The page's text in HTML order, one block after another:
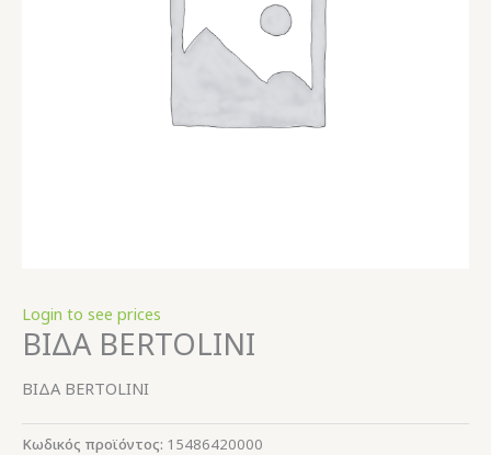
Login to see prices
ΒΙΔΑ BERTOLINI
ΒΙΔΑ BERTOLINI
Κωδικός προϊόντος: 15486420000